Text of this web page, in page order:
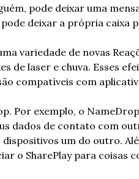
pode deixar uma
deixar a própria caixa
variedade de novas
de laser e chuva. Esses
compatíveis com
Por exemplo, o
dados de contato com
um do outro.
o SharePlay para coisas